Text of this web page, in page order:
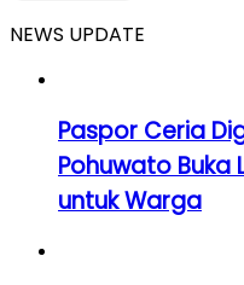
NEWS UPDATE
Paspor Ceria
Pohuwato
untuk Warga